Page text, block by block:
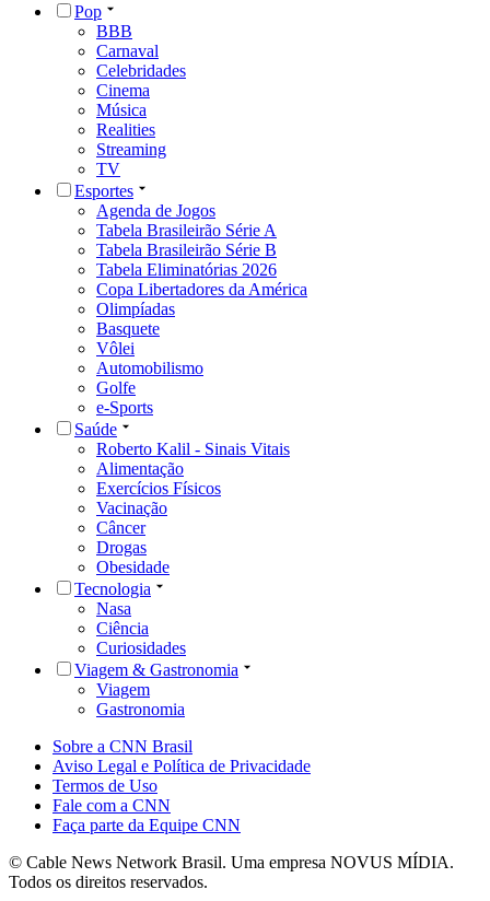
Pop
BBB
Carnaval
Celebridades
Cinema
Música
Realities
Streaming
TV
Esportes
Agenda de Jogos
Tabela Brasileirão Série A
Tabela Brasileirão Série B
Tabela Eliminatórias 2026
Copa Libertadores da América
Olimpíadas
Basquete
Vôlei
Automobilismo
Golfe
e-Sports
Saúde
Roberto Kalil - Sinais Vitais
Alimentação
Exercícios Físicos
Vacinação
Câncer
Drogas
Obesidade
Tecnologia
Nasa
Ciência
Curiosidades
Viagem & Gastronomia
Viagem
Gastronomia
Sobre a CNN Brasil
Aviso Legal e Política de Privacidade
Termos de Uso
Fale com a CNN
Faça parte da Equipe CNN
© Cable News Network Brasil. Uma empresa NOVUS MÍDIA.
Todos os direitos reservados.